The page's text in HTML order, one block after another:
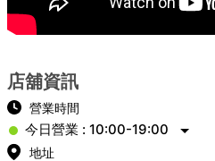
店舖資訊
營業時間
今日營業 : 10:00-19:00
地址